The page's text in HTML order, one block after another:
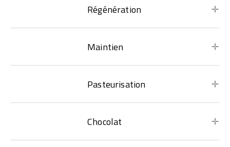
Régénération
Maintien
Pasteurisation
Chocolat